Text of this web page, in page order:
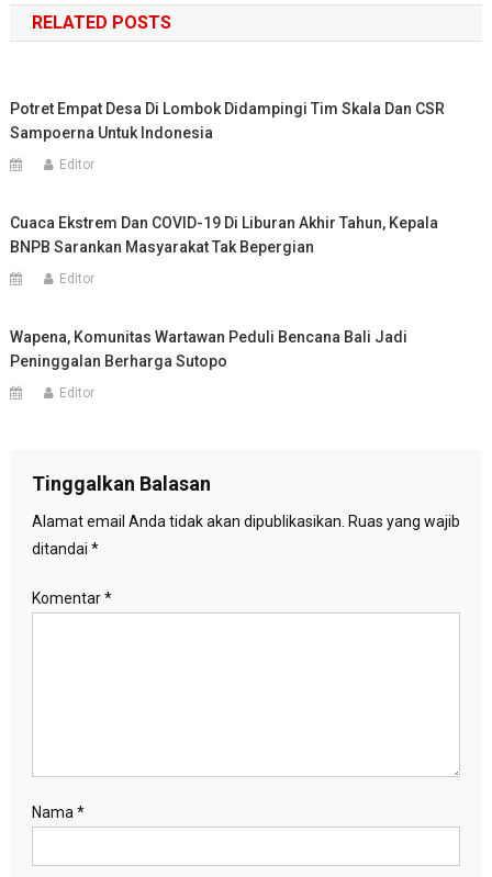
RELATED POSTS
Potret Empat Desa Di Lombok Didampingi Tim Skala Dan CSR
Sampoerna Untuk Indonesia
Editor
Cuaca Ekstrem Dan COVID-19 Di Liburan Akhir Tahun, Kepala
BNPB Sarankan Masyarakat Tak Bepergian
Editor
Wapena, Komunitas Wartawan Peduli Bencana Bali Jadi
Peninggalan Berharga Sutopo
Editor
Tinggalkan Balasan
Alamat email Anda tidak akan dipublikasikan. Ruas yang wajib
ditandai *
Komentar*
Nama*